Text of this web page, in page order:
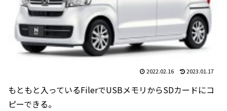
2022.02.16 2023.01.17
もともと入っているFilerでUSBメモリからSDカードにコ
ピーできる。